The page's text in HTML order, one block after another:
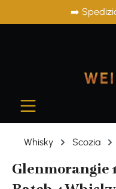
➡️
Whisky Scozia
Glenmorangie